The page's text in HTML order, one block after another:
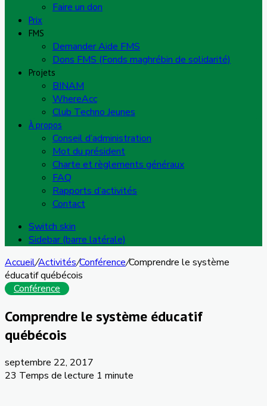
Faire un don
Prix
FMS
Demander Aide FMS
Dons FMS (Fonds maghrébin de solidarité)
Projets
BINAM
WhereAcc
Club Techno Jeunes
À propos
Conseil d’administration
Mot du président
Charte et règlements généraux
FAQ
Rapports d’activités
Contact
Switch skin
Sidebar (barre latérale)
Accueil/Activités/Conférence/Comprendre le système
éducatif québécois
Conférence
Comprendre le système éducatif
québécois
septembre 22, 2017
23 Temps de lecture 1 minute